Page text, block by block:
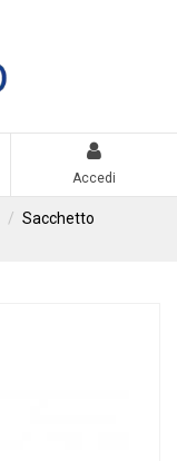
Accedi
Sacchetto